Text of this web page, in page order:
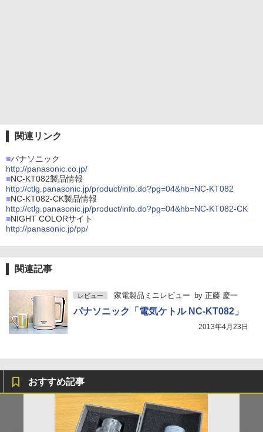
関連リンク
■パナソニック
http://panasonic.co.jp/
■NC-KT082製品情報
http://ctlg.panasonic.jp/product/info.do?pg=04&hb=NC-KT082
■NC-KT082-CK製品情報
http://ctlg.panasonic.jp/product/info.do?pg=04&hb=NC-KT082-CK
■NIGHT COLORサイト
http://panasonic.jp/pp/
関連記事
レビュー 家電製品ミニレビュー by 正藤 慶一
パナソニック「電気ケトル NC-KT082」
2013年4月23日
おすすめ記事